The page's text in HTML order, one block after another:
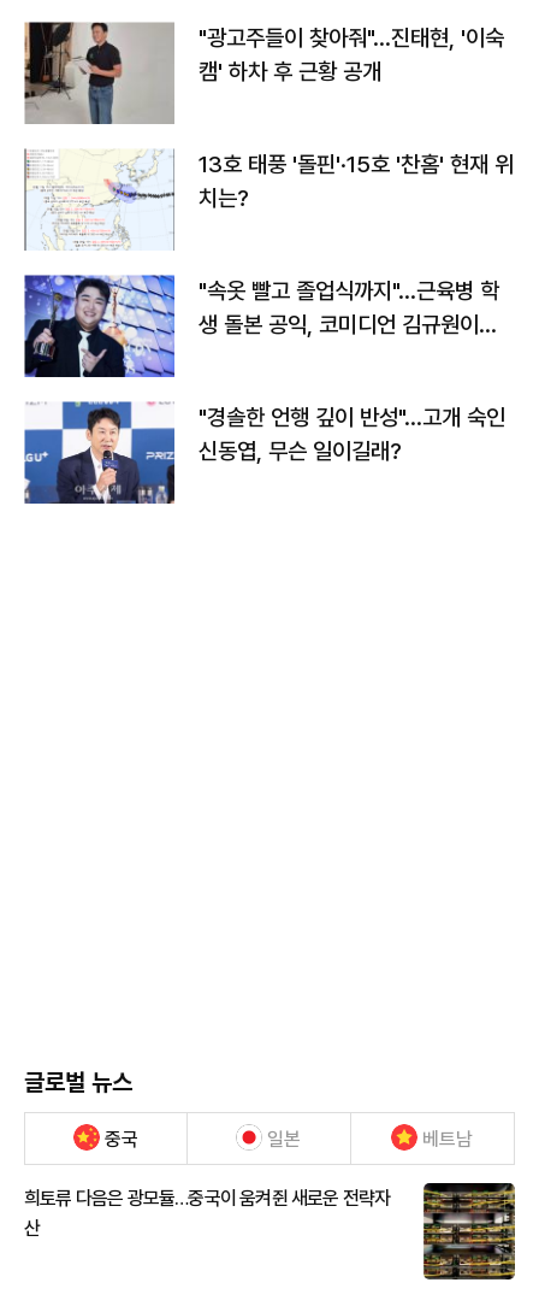
"광고주들이 찾아줘"…진태현, '이숙
캠' 하차 후 근황 공개
13호 태풍 '돌핀'·15호 '찬홈' 현재 위
치는?
"속옷 빨고 졸업식까지"…근육병 학
생 돌본 공익, 코미디언 김규원이었
"경솔한 언행 깊이 반성"…고개 숙인
신동엽, 무슨 일이길래?
글로벌 뉴스
중국 일본 베트남
희토류 다음은 광모듈…중국이 움켜쥔 새로운 전략자
산